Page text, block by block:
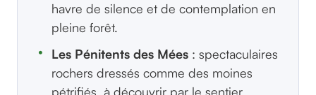
havre de silence et de contemplation en
pleine forêt.
Les Pénitents des Mées : spectaculaires
rochers dressés comme des moines
pétrifiés, à découvrir par le sentier